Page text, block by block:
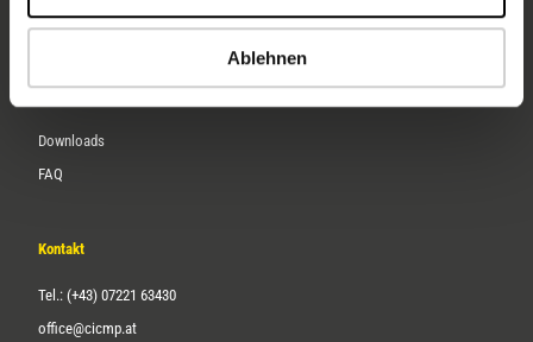
Ablehnen
Karriere
Downloads
FAQ
Kontakt
Tel.: (+43) 07221 63430
office@cicmp.at